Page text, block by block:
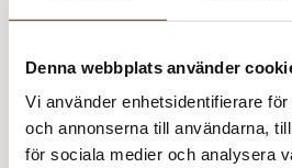
Denna webbplats använder
Vi använder enhetsidentifierare
och annonserna till användarna,
för sociala medier och analysera